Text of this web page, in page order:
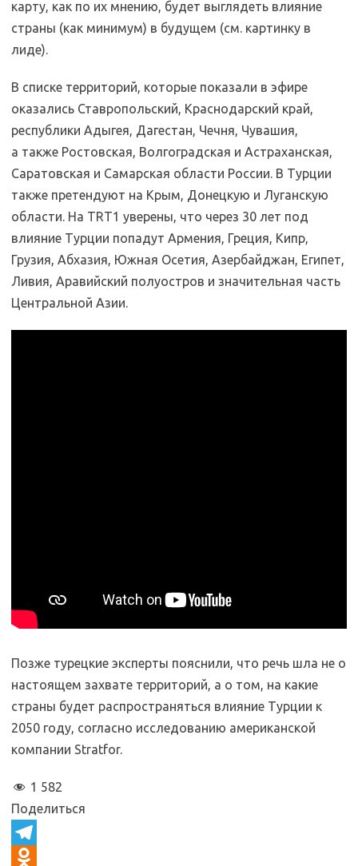
карту, как по их мнению, будет выглядеть влияние
страны (как минимум) в будущем (см. картинку в
лиде).
В списке территорий, которые показали в эфире
оказались Ставропольский, Краснодарский край,
республики Адыгея, Дагестан, Чечня, Чувашия,
а также Ростовская, Волгоградская и Астраханская,
Саратовская и Самарская области России. В Турции
также претендуют на Крым, Донецкую и Луганскую
области. На TRT1 уверены, что через 30 лет под
влияние Турции попадут Армения, Греция, Кипр,
Грузия, Абхазия, Южная Осетия, Азербайджан, Египет,
Ливия, Аравийский полуостров и значительная часть
Центральной Азии.
Позже турецкие эксперты пояснили, что речь шла не о
настоящем захвате территорий, а о том, на какие
страны будет распространяться влияние Турции к
2050 году, согласно исследованию американской
компании Stratfor.
1 582
Поделиться
T